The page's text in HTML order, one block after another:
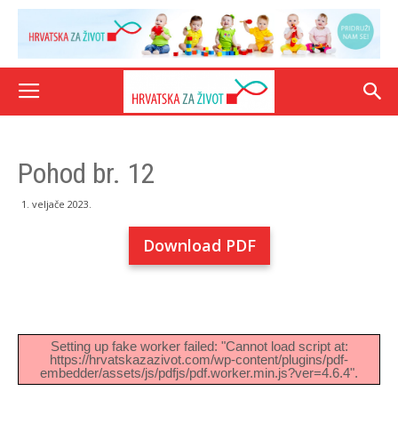
Pohod br. 12
1. veljače 2023.
Download PDF
Setting up fake worker failed: "Cannot load script at:
https://hrvatskazazivot.com/wp-content/plugins/pdf-
embedder/assets/js/pdfjs/pdf.worker.min.js?ver=4.6.4".